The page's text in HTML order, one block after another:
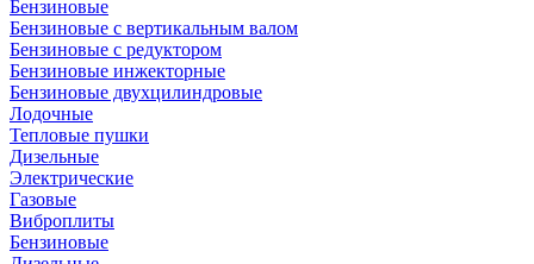
Бензиновые
Бензиновые с вертикальным валом
Бензиновые с редуктором
Бензиновые инжекторные
Бензиновые двухцилиндровые
Лодочные
Тепловые пушки
Дизельные
Электрические
Газовые
Виброплиты
Бензиновые